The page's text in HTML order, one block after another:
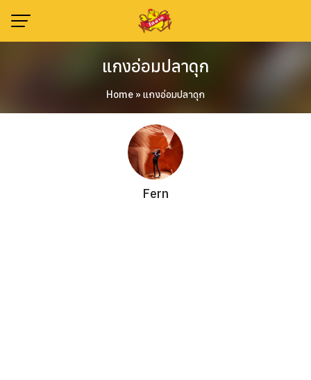
content
แกงอ่อมปลาดุก
Home » แกงอ่อมปลาดุก
Fern